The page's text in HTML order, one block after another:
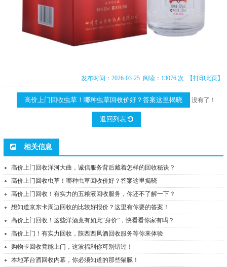
发布时间：2026-03-25 阅读：13076 次 【打印此页】
高价上门回收虫草！哪种虫草回收价好？答案这里揭晓 没有了！
返回列表
相关信息
高价上门回收洋河大曲，诚信服务背后藏着怎样的回收秘诀？
高价上门回收虫草！哪种虫草回收价好？答案这里揭晓
高价上门回收！有实力的五粮液回收服务，你还不了解一下？
想知道京东卡周边回收的比较好报价？这里有你要的答案！
高价上门回收！这些洋酒竟有如此“身价”，快看看你家有吗？
高价上门！有实力回收，陕西西凤酒回收服务等你来体验
购物卡回收竟能上门，这波福利你可别错过！
本地茅台酒回收内幕，你必须知道的那些猫腻！